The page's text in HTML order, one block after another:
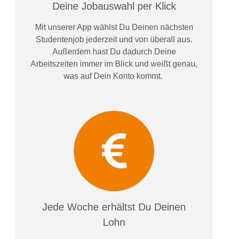
Deine Jobauswahl per Klick
Mit unserer App wählst Du Deinen nächsten
Studentenjob jederzeit und von überall aus.
Außerdem hast Du dadurch Deine
Arbeitszeiten immer im Blick und weißtgenau,
was auf Dein Konto kommt.
Jede Woche erhältst Du Deinen
Lohn